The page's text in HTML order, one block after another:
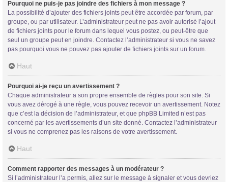
Pourquoi ne puis-je pas joindre des fichiers à mon message ?
La possibilité d’ajouter des fichiers joints peut être accordée par forum, par
groupe, ou par utilisateur. L’administrateur peut ne pas avoir autorisé l’ajout
de fichiers joints pour le forum dans lequel vous postez, ou peut-être que
seul un groupe peut en joindre. Contactez l’administrateur si vous ne savez
pas pourquoi vous ne pouvez pas ajouter de fichiers joints sur un forum.
Haut
Pourquoi ai-je reçu un avertissement ?
Chaque administrateur a son propre ensemble de règles pour son site. Si
vous avez dérogé à une règle, vous pouvez recevoir un avertissement. Notez
que c’est la décision de l’administrateur, et que phpBB Limited n’est pas
concerné par les avertissements d’un site donné. Contactez l’administrateur
si vous ne comprenez pas les raisons de votre avertissement.
Haut
Comment rapporter des messages à un modérateur ?
Si l’administrateur l’a permis, allez sur le message à signaler et vous devriez